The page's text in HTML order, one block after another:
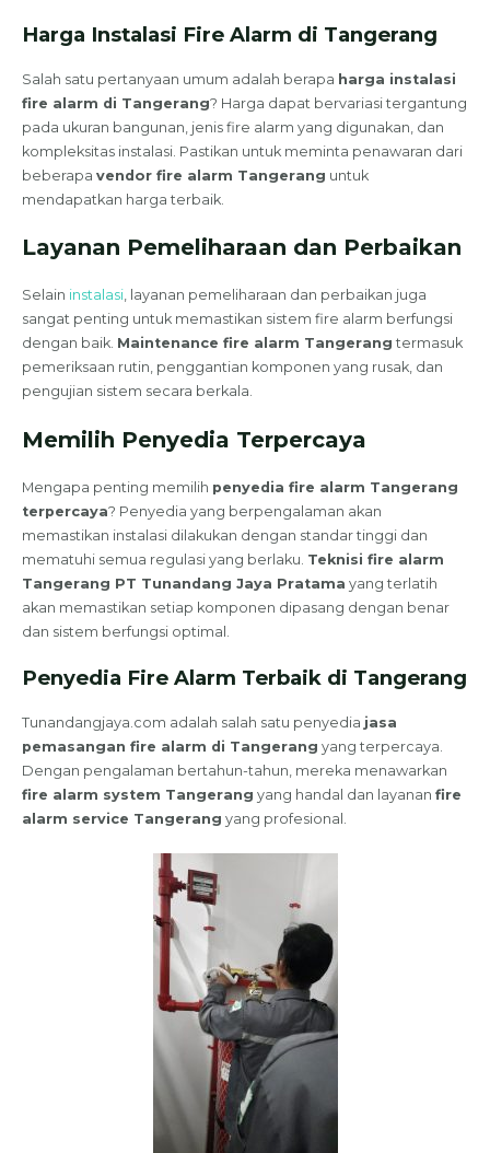
Harga Instalasi Fire Alarm di Tangerang
Salah satu pertanyaan umum adalah berapa harga instalasi
fire alarm di Tangerang? Harga dapat bervariasi tergantung
pada ukuran bangunan, jenis fire alarm yang digunakan, dan
kompleksitas instalasi. Pastikan untuk meminta penawaran dari
beberapa vendor fire alarm Tangerang untuk
mendapatkan harga terbaik.
Layanan Pemeliharaan dan Perbaikan
Selain instalasi, layanan pemeliharaan dan perbaikan juga
sangat penting untuk memastikan sistem fire alarm berfungsi
dengan baik. Maintenance fire alarm Tangerang termasuk
pemeriksaan rutin, penggantian komponen yang rusak, dan
pengujian sistem secara berkala.
Memilih Penyedia Terpercaya
Mengapa penting memilih penyedia fire alarm Tangerang
terpercaya? Penyedia yang berpengalaman akan
memastikan instalasi dilakukan dengan standar tinggi dan
mematuhi semua regulasi yang berlaku. Teknisi fire alarm
Tangerang PT Tunandang Jaya Pratama yang terlatih
akan memastikan setiap komponen dipasang dengan benar
dan sistem berfungsi optimal.
Penyedia Fire Alarm Terbaik di Tangerang
Tunandangjaya.com adalah salah satu penyedia jasa
pemasangan fire alarm di Tangerang yang terpercaya.
Dengan pengalaman bertahun-tahun, mereka menawarkan
fire alarm system Tangerang yang handal dan layanan fire
alarm service Tangerang yang profesional.